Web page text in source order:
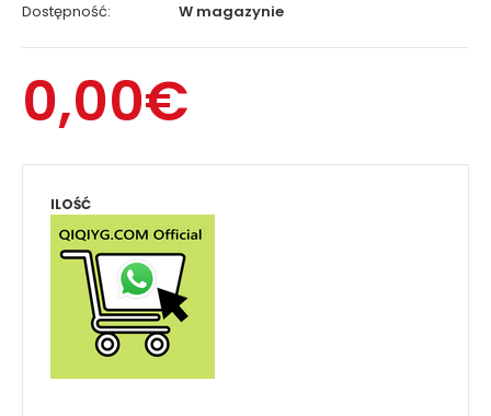
Dostępność:
W magazynie
0,00€
ILOŚĆ